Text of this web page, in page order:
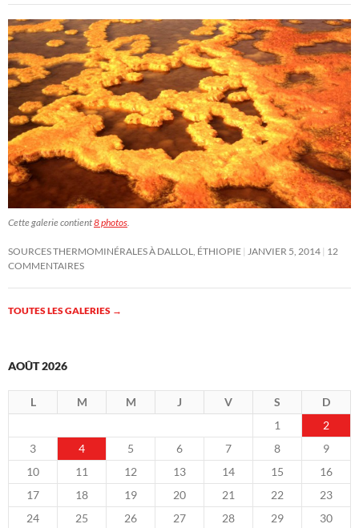
Cette galerie contient8 photos.
SOURCES THERMOMINÉRALES À DALLOL, ÉTHIOPIE JANVIER 5, 2014 12
COMMENTAIRES
TOUTES LES GALERIES →
AOÛT 2026
L M M J V S
D
1
2
3
4 5 6 7 8
9
10
11 12 13 14 15
16
17
18 19 20 21 22
23
24
25 26 27 28 29
30